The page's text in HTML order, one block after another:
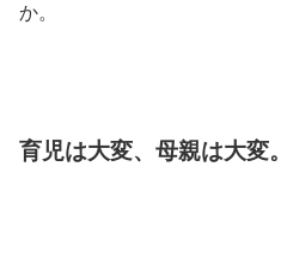
か。
育児は大変、母親は大変。